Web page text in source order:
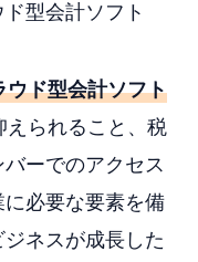
型会計ソフト
ウド型会計ソフト
えられること、税
ーでのアクセス
必要な要素を備
ネスが成長した